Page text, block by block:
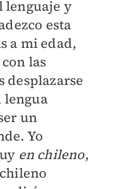
lenguaje y
esta
a mi edad,
las
desplazarse
lengua
un
Yo
en chileno,